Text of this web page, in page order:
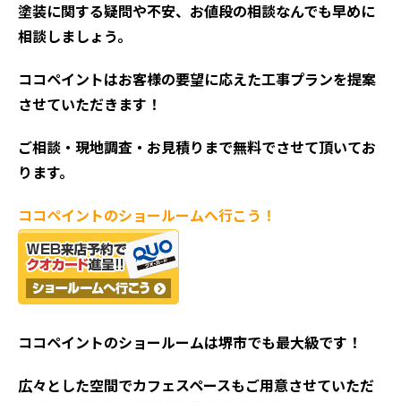
塗装に関する疑問や不安、お値段の相談なんでも早めに
相談しましょう。
ココペイントはお客様の要望に応えた工事プランを提案
させていただきます！
ご相談・現地調査・お見積りまで無料でさせて頂いてお
ります。
ココペイントのショールームへ行こう！
ココペイントのショールームは堺市でも最大級です！
広々とした空間でカフェスペースもご用意させていただ